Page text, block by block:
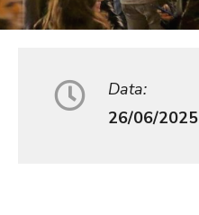
Data:
26/06/2025